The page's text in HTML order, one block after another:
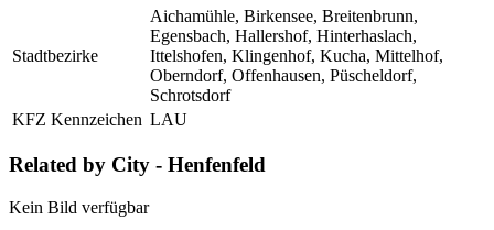
Stadtbezirke
Aichamühle, Birkensee, Breitenbrunn,
Egensbach, Hallershof, Hinterhaslach,
Ittelshofen, Klingenhof, Kucha, Mittelhof,
Oberndorf, Offenhausen, Püscheldorf,
Schrotsdorf
KFZ Kennzeichen LAU
Related by City - Henfenfeld
Kein Bild verfügbar